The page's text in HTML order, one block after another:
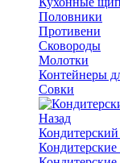
Половники
Противени
Сковороды
Молотки
Контейнеры
Совки
Назад